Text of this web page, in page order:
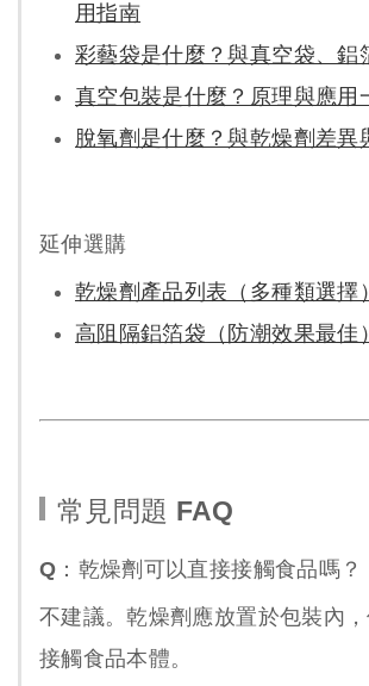
用指南
彩藝袋是什麼？與真空袋、鋁
真空包裝是什麼？原理與應用
脫氧劑是什麼？與乾燥劑差異
延伸選購
乾燥劑產品列表（多種類選擇）
高阻隔鋁箔袋（防潮效果最佳）
常見問題 FAQ
Q：乾燥劑可以直接接觸食品嗎？
不建議。乾燥劑應放置於包裝內
接觸食品本體。